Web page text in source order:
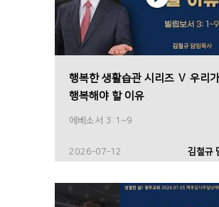
행복한 생활습관 시리즈 Ⅴ 우리가
행복해야 할 이유
에베소서 3: 1~9
2026-07-12 김철규